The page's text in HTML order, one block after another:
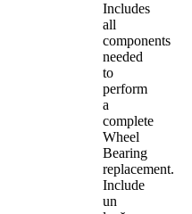
Includes
all
components
needed
to
perform
a
complete
Wheel
Bearing
replacement.
Include
un